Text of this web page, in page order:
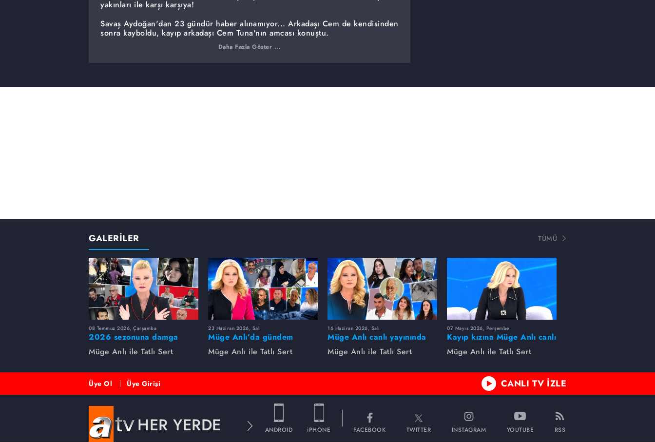
yakınları ile karşı karşıya!
Savaş Aydoğan'dan 23 gündür haber alınamıyor... Arkadaşı Cem de kendisinden
sonra kayboldu, kayıp arkadaşı Cem Tuna'nın amcası konuştu.
13 yaşındaki Muhammet Yaman nerede? Babası sokak sokak küçük çocuğu
Daha Fazla Göster ...
GALERİLER TÜMÜ
08 Temmuz 2026, Çarşamba
2026 sezonuna damga
vuran 5 Müge Anlı
dosyası...
Müge Anlı ile Tatlı Sert
23 Haziran 2026, Salı
Müge Anlı’da gündem
sarsıldı! Kayıp dosyaları ve
aile ihanetleri herkesi şoke
Müge Anlı ile Tatlı Sert
16 Haziran 2026, Salı
Müge Anlı canlı yayınında
dikkat çeken gelişmeler
yaşandı. Kayıp,
Müge Anlı ile Tatlı Sert
07 Mayıs 2026, Perşembe
Kayıp kızına Müge Anlı canlı
yayında kavuştu
Müge Anlı ile Tatlı Sert
Üye Ol Üye Girişi CANLI TV İZLE
HER YERDE ANDROID iPHONE FACEBOOK TWITTER INSTAGRAM YOUTUBE RSS